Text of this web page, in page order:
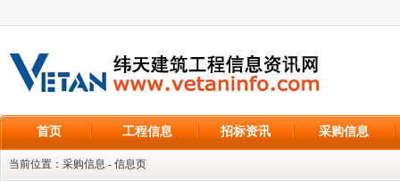
首页 工程信息 招标资讯 采购信息
当前位置：采购信息 - 信息页